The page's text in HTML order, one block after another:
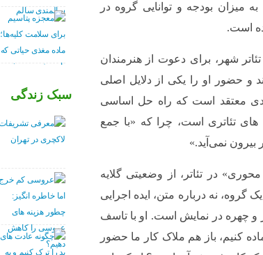
میزان بودجه و توانایی گروه در
است.
شهر، برای دعوت از هنرمندان
و حضور او را یکی از دلایل اصلی
معتقد است که راه حل اساسی
تئاتری است، چرا که «با جمع
بیرون نمی‌آید.»
در تئاتر، از وضعیتی گلایه
گروه، نه درباره متن، ایده اجرایی
و چهره در نمایش است. او با تاسف
کنیم، باز هم ملاک کار ما حضور
سبک زندگی